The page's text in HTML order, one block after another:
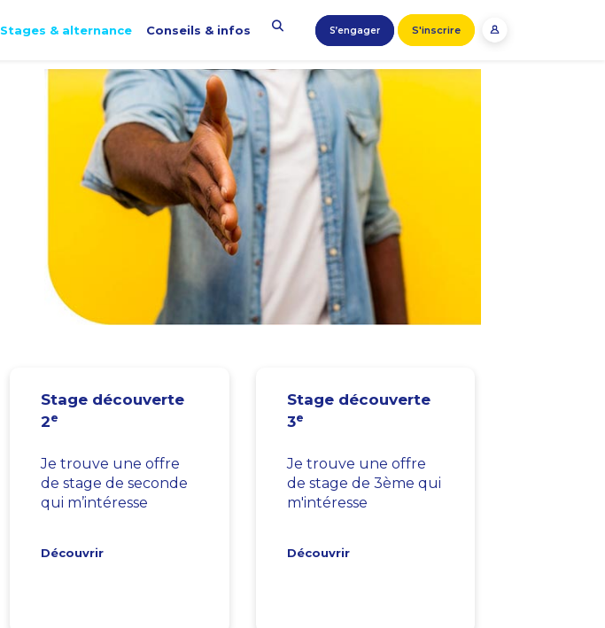
Stages & alternance Conseils & infos S’engager S'inscrire
Stage découverte
2e
Je trouve une offre
de stage de seconde
qui m’intéresse
Découvrir
Stage découverte
3e
Je trouve une offre
de stage de 3ème qui
m'intéresse
Découvrir